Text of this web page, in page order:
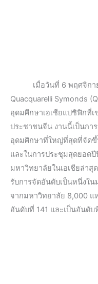
เมื่อวันที่ 6 พฤศจิกายน
Quacquarelli Symonds
อุดมศึกษาเอเชียแปซิฟิกที่
ประชาชนจีน งานนี้เป็นกา
อุดมศึกษาที่ใหญ่ที่สุดที่จัดขึ้
และในการประชุมสุดยอดปี
มหาวิทยาลัยในเอเชียล่าสุ
รับการจัดอันดับเป็นหนึ่งใ
จากมหาวิทยาลัย 8,000 แ
อันดับที่ 141 และเป็นอันดับ